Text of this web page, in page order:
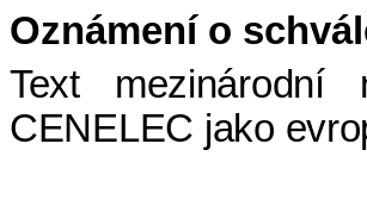
Oznámení o
Text
CENELEC jako